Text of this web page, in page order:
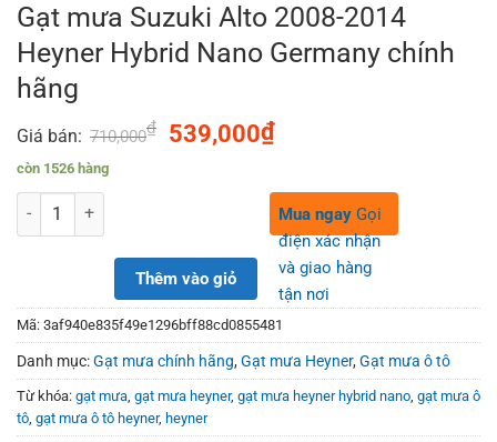
Gạt mưa Suzuki Alto 2008-2014
Heyner Hybrid Nano Germany chính
hãng
Giá bán: 710,000₫
Original
710,000₫.
539,000₫Current
539,000₫.
còn 1526 hàng
Số lượng
Thêm vào giỏ
Mua ngay Gọi
điện xác nhận
và giao hàng
tận nơi
Mã: 3af940e835f49e1296bff88cd0855481
Danh mục:Gạt mưa chính hãng,Gạt mưa Heyner,Gạt mưa ô tô
Từ khóa: gạt mưa gạt mưa heyner, gạt mưa heyner hybrid nano gạt mưa ô
tô gạt mưa ô tô heyner, heyner